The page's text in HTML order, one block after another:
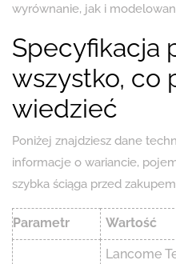
wyrównanie, jak i
Specyfikacja
wszystko, co
wiedzieć
Poniżej znajdziesz dane
informacje o wariancie,
szybka ściąga przed
Parametr Wartość
Lancome